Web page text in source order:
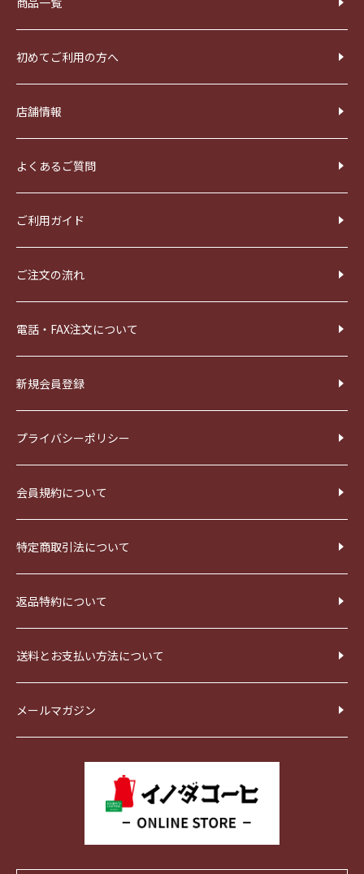
初めてご利用の方へ
店舗情報
よくあるご質問
ご利用ガイド
ご注文の流れ
電話・FAX注文について
新規会員登録
プライバシーポリシー
会員規約について
特定商取引法について
返品特約について
送料とお支払い方法について
メールマガジン